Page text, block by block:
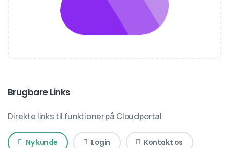
Brugbare Links
Direkte links til funktioner på Cloudportal
Ny kunde Login Kontakt os